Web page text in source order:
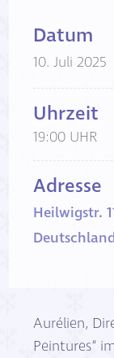
Datum
10. Juli 2025
Uhrzeit
19:00 UHR
Adresse
Heilwigstr.
Aurélien,
Peintures“